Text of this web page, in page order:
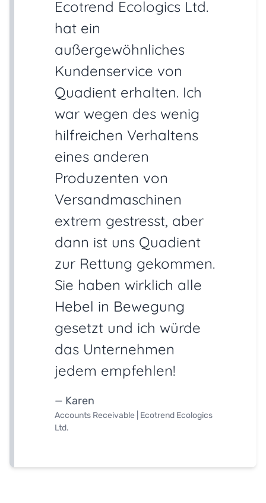
Ecotrend Ecologics Ltd.
hat ein
außergewöhnliches
Kundenservice von
Quadient erhalten. Ich
war wegen des wenig
hilfreichen Verhaltens
eines anderen
Produzenten von
Versandmaschinen
extrem gestresst, aber
dann ist uns Quadient
zur Rettung gekommen.
Sie haben wirklich alle
Hebel in Bewegung
gesetzt und ich würde
das Unternehmen
jedem empfehlen!
— Karen
Accounts Receivable | Ecotrend Ecologics
Ltd.